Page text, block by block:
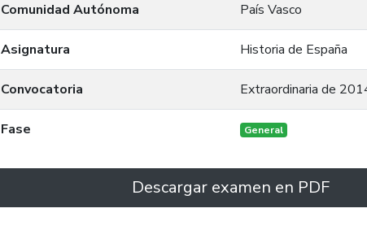
Comunidad Autónoma País Vasco
Asignatura Historia de España
Convocatoria Extraordinaria de
Fase General
Descargar examen en PDF